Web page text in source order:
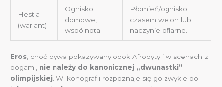
Hestia
(wariant)
Ognisko
domowe,
wspólnota
Płomień/ognisko;
czasem welon lub
naczynie ofiarne.
Eros , choć bywa pokazywany obok Afrodyty i w scenach z
bogami, nie należy do kanonicznej „dwunastki”
olimpijskiej . W ikonografii rozpoznaje się go zwykle po